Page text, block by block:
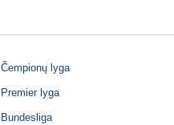
Čempionų lyga
Premier lyga
Bundesliga